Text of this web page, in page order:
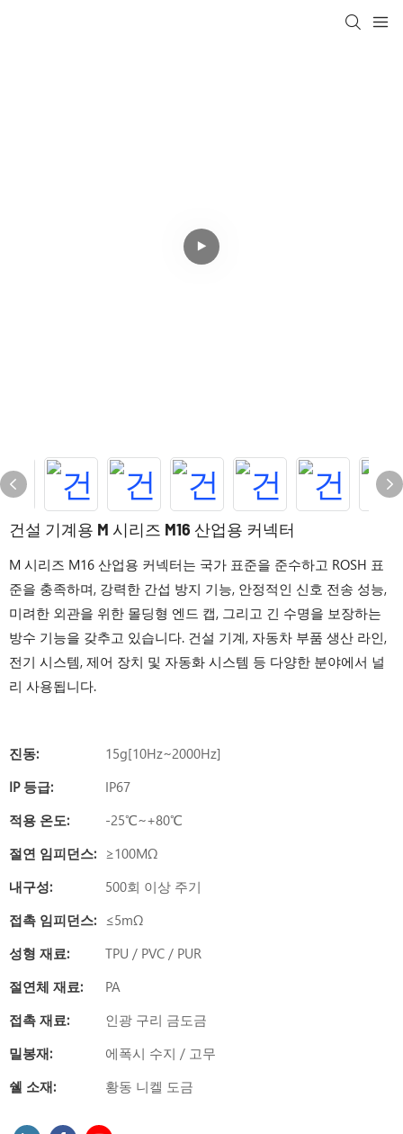
건설 기계용 M 시리즈 M16 산업용 커넥터
M 시리즈 M16 산업용 커넥터는 국가 표준을 준수하고 ROSH 표
준을 충족하며, 강력한 간섭 방지 기능, 안정적인 신호 전송 성능,
미려한 외관을 위한 몰딩형 엔드 캡, 그리고 긴 수명을 보장하는
방수 기능을 갖추고 있습니다. 건설 기계, 자동차 부품 생산 라인,
전기 시스템, 제어 장치 및 자동화 시스템 등 다양한 분야에서 널
리 사용됩니다.
진동:
15g[10Hz~2000Hz]
IP 등급:
IP67
적용 온도:
-25℃~+80℃
절연 임피던스: ≥100MΩ
내구성:
500회 이상 주기
접촉 임피던스: ≤5mΩ
성형 재료:
TPU / PVC / PUR
절연체 재료:
PA
접촉 재료:
인광 구리 금도금
밀봉재:
에폭시 수지 / 고무
쉘 소재:
황동 니켈 도금